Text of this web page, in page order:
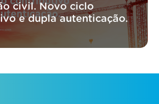
civil. Novo ciclo
e dupla autenticação.